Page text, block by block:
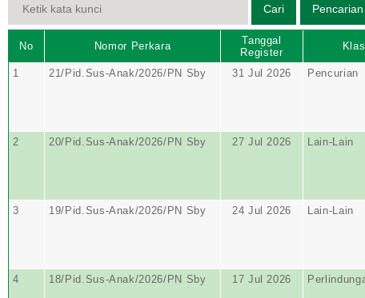
No Nomor Perkara
Tanggal
Register
1 21/Pid.Sus-Anak/2026/PN Sby 31 Jul 2026 Pencurian
2 20/Pid.Sus-Anak/2026/PN Sby 27 Jul 2026 Lain-Lain
3 19/Pid.Sus-Anak/2026/PN Sby 24 Jul 2026 Lain-Lain
4 18/Pid.Sus-Anak/2026/PN Sby 17 Jul 2026